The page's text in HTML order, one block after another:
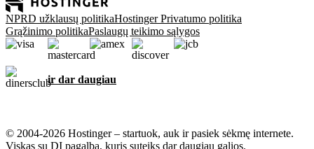
NPRD užklausų politikaHostinger Privatumo politika
Grąžinimo politikaPaslaugų teikimo sąlygos
ir dar daugiau
© 2004-2026 Hostinger – startuok, auk ir pasiek sėkmę internete.
Viskas su DI pagalba, kuris suteiks dar daugiau galios.